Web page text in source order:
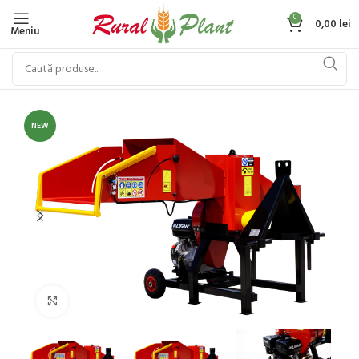
Meniu
0 0,00 lei
NEW